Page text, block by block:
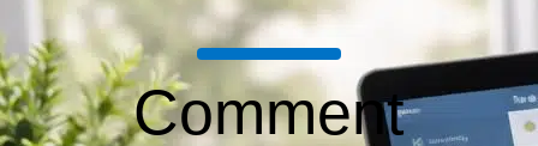
Comment